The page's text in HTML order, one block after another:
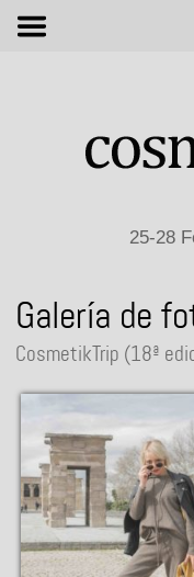
25-28
Galería de
CosmetikTrip (18ª